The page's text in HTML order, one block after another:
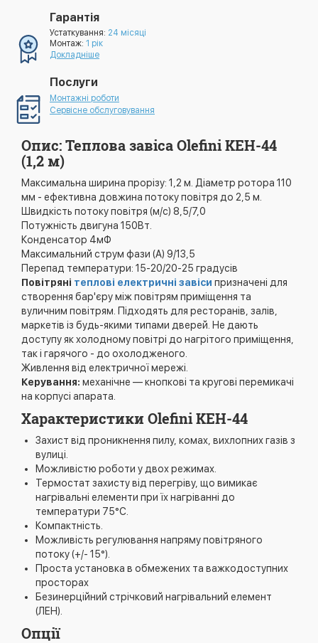
Гарантія
Устаткування: 24 місяці
Монтаж: 1 рік
Докладніше
Послуги
Монтажні роботи
Сервісне обслуговування
Опис: Теплова завіса Olefini KEH-44
(1,2 м)
Максимальна ширина прорізу: 1,2 м. Діаметр ротора 110
мм - ефективна довжина потоку повітря до 2,5 м.
Швидкість потоку повітря (м/с) 8,5/7,0
Потужність двигуна 150Вт.
Конденсатор 4мФ
Максимальний струм фази (А) 9/13,5
Перепад температури: 15-20/20-25 градусів
Повітряні теплові електричні завіси призначені для
створення бар'єру між повітрям приміщення та
вуличним повітрям. Підходять для ресторанів, залів,
маркетів із будь-якими типами дверей. Не дають
доступу як холодному повітрі до нагрітого приміщення,
так і гарячого - до охолодженого.
Живлення від електричної мережі.
Керування: механічне — кнопкові та кругові перемикачі
на корпусі апарата.
Характеристики Olefini KEH-44
Захист від проникнення пилу, комах, вихлопних газів з
вулиці.
Можливістю роботи у двох режимах.
Термостат захисту від перегріву, що вимикає
нагрівальні елементи при їх нагріванні до
температури 75°С.
Компактність.
Можливість регулювання напряму повітряного
потоку (+/- 15°).
Проста установка в обмежених та важкодоступних
просторах
Безинерційний стрічковий нагрівальний елемент
(ЛЕН).
Опції